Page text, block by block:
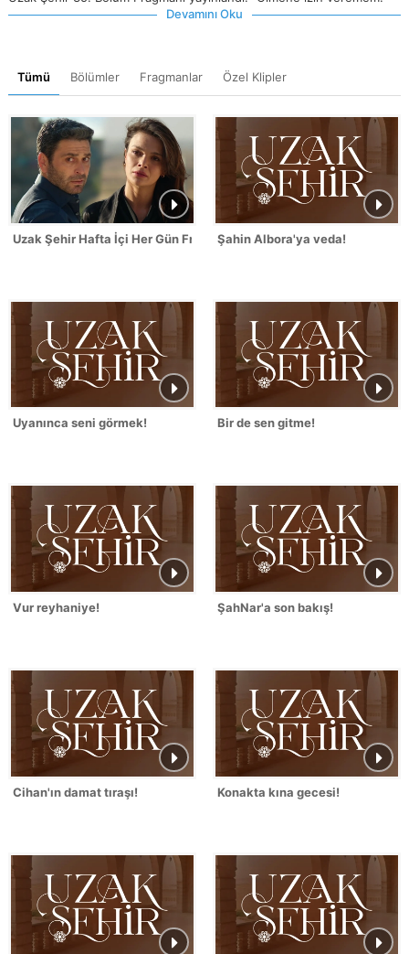
Devamını Oku
Tümü Bölümler Fragmanlar Özel Klipler
Uzak Şehir Hafta İçi Her Gün FragmanıŞahin Albora'ya veda!
Uyanınca seni görmek! Bir de sen gitme!
Vur reyhaniye! ŞahNar'a son bakış!
Cihan'ın damat tıraşı! Konakta kına gecesi!